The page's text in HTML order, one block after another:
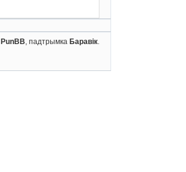
PunBB, падтрымка Баравік.